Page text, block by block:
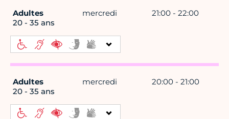
Adultes
20 - 35 ans
mercredi 21:00 - 22:00
Adultes
20 - 35 ans
mercredi 20:00 - 21:00